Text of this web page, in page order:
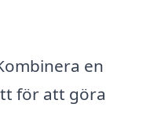
en
för att göra